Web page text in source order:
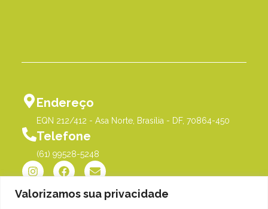
Valorizamos sua privacidade
Endereço
EQN 212/412 - Asa Norte, Brasília - DF, 70864-450
Telefone
(61) 99528-5248